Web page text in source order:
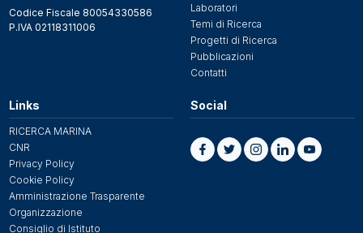
Codice Fiscale 80054330586
P.IVA 02118311006
Laboratori
Temi di Ricerca
Progetti di Ricerca
Pubblicazioni
Contatti
Links
RICERCA MARINA
CNR
Privacy Policy
Cookie Policy
Amministrazione Trasparente
Organizzazione
Consiglio di Istituto
Social